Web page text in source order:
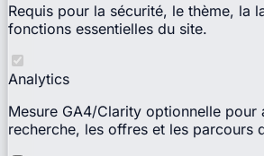
Requis pour la sécurité, le thème, la
fonctions essentielles du site.
Analytics
Mesure GA4/Clarity optionnelle pour
recherche, les offres et les parcours